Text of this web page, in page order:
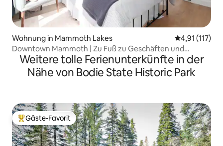
Wohnung in Mammoth Lakes
4,91 (117)
Downtown Mammoth | Zu Fuß zu Geschäften und
Restaurants! MH#5
Weitere tolle Ferienunterkünfte in der
Nähe von Bodie State Historic Park
Beliebter Gäste-Favorit.
Gäste-Favorit